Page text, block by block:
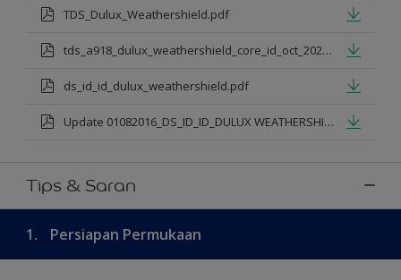
TDS_Dulux_Weathershield.pdf
tds_a918_dulux_weathershield_core_id_oct_2021.pdf
ds_id_id_dulux_weathershield.pdf
Update 01082016_DS_ID_ID_DULUX WEATHERSHIELD PRO PREMIUM EXTERIOR_mod.pdf
Tips & Saran
1. Persiapan Permukaan